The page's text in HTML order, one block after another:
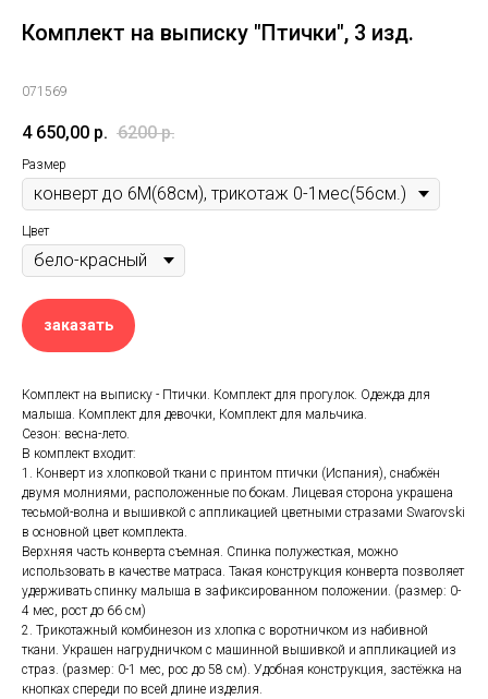
Комплект на выписку "Птички", 3 изд.
071569
4 650,00 р. 6200 р.
Размер
Цвет
заказать
Комплект на выписку - Птички. Комплект для прогулок. Одежда для
малыша. Комплект для девочки, Комплект для мальчика.
Сезон: весна-лето.
В комплект входит:
1. Конверт из хлопковой ткани с принтом птички (Испания), снабжён
двумя молниями, расположенные по бокам. Лицевая сторона украшена
тесьмой-волна и вышивкой с аппликацией цветными стразами Swarovski
в основной цвет комплекта.
Верхняя часть конверта съемная. Спинка полужесткая, можно
использовать в качестве матраса. Такая конструкция конверта позволяет
удерживать спинку малыша в зафиксированном положении. (размер: 0-
4 мес, рост до 66 см)
2. Трикотажный комбинезон из хлопка с воротничком из набивной
ткани. Украшен нагрудничком с машинной вышивкой и аппликацией из
страз. (размер: 0-1 мес, рос до 58 см). Удобная конструкция, застёжка на
кнопках спереди по всей длине изделия.